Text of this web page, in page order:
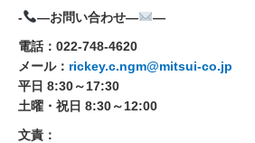
- —お問い合わせ—
—
電話：022-748-4620
メール： rickey.c.ngm@mitsui-co.jp
平日 8:30～17:30
土曜・祝日 8:30～12:00
文責：